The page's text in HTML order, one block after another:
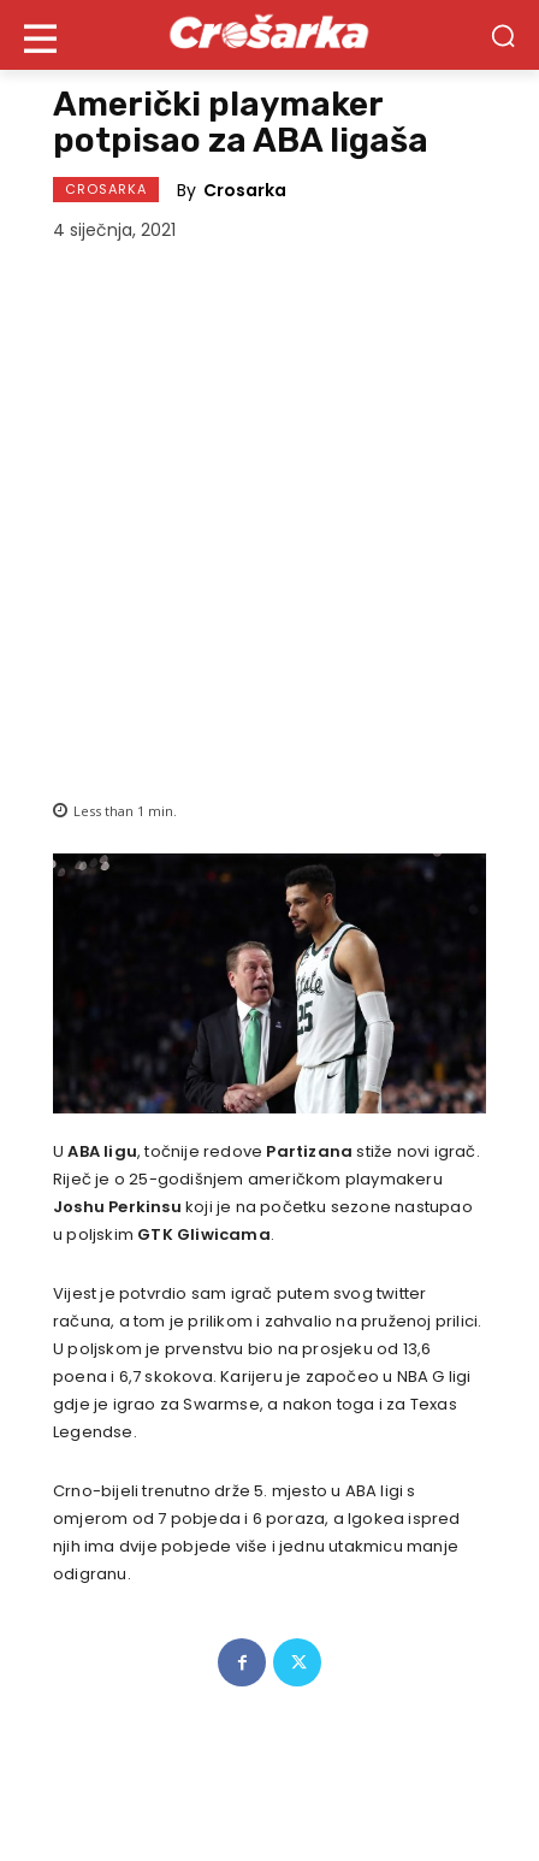
Američki playmaker
potpisao za ABA ligaša
CROSARKA By Crosarka
4 siječnja, 2021
Less than 1 min.
UABA ligu, točnije redove Partizana stiže novi igrač.
Riječ je o 25-godišnjem američkom playmakeru
Joshu Perkinsu koji je na početku sezone nastupao
u poljskim GTK Gliwicama.
Vijest je potvrdio sam igrač putem svog twitter
računa, a tom je prilikom i zahvalio na pruženoj prilici.
U poljskom je prvenstvu bio na prosjeku od 13,6
poena i 6,7 skokova. Karijeru je započeo u NBA G ligi
gdje je igrao za Swarmse, a nakon toga i za Texas
Legendse.
Crno-bijeli trenutno drže 5. mjesto u ABA ligi s
omjerom od 7 pobjeda i 6 poraza, a Igokea ispred
njih ima dvije pobjede više i jednu utakmicu manje
odigranu.